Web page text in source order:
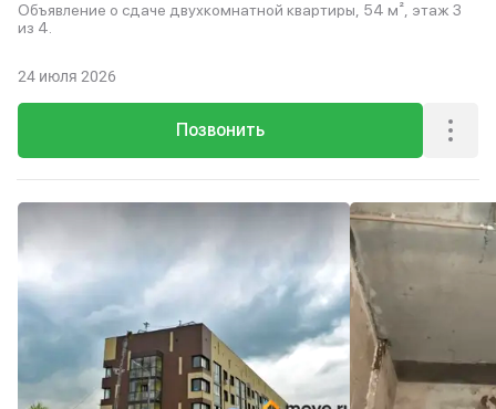
Объявление о сдаче двухкомнатной квартиры, 54 м², этаж 3
из 4.
Позвонить
24 июля 2026